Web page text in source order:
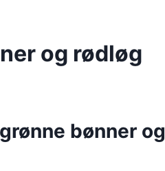
og rødløg
bønner og